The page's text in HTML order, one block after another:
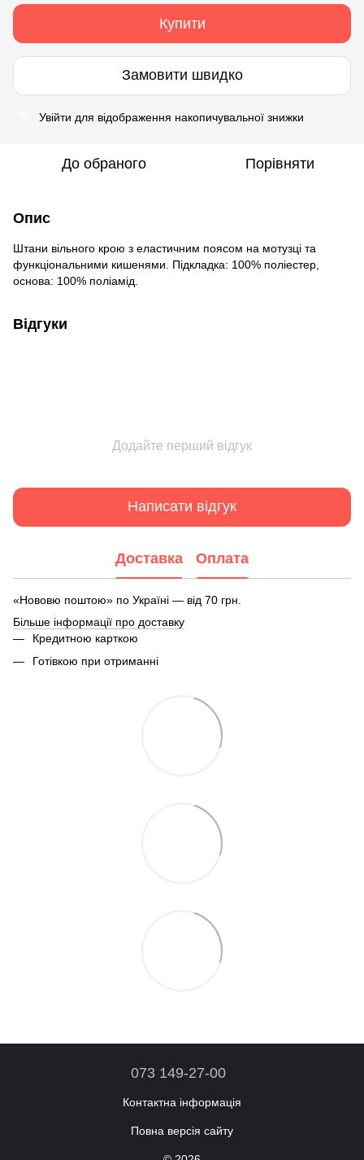
Купити
Замовити швидко
Увійти для відображення накопичувальної знижки
До обраного Порівняти
Опис
Штани вільного крою з еластичним поясом на мотузці та
функціональними кишенями. Підкладка: 100% поліестер,
основа: 100% поліамід.
Відгуки
Додайте перший відгук
Написати відгук
Доставка Оплата
«Нововю поштою» по Україні — від 70 грн.
Більше інформації про доставку
Кредитною карткою
Готівкою при отриманні
073 149-27-00
Контактна інформація
Повна версія сайту